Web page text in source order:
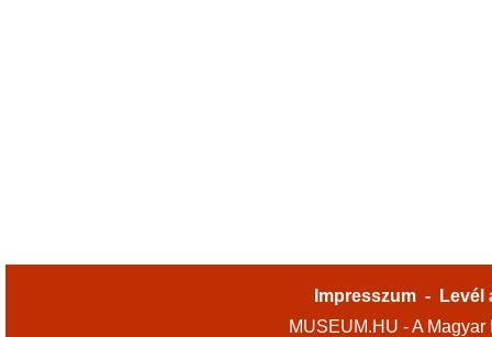
Impresszum -
Levél
MUSEUM.HU - A